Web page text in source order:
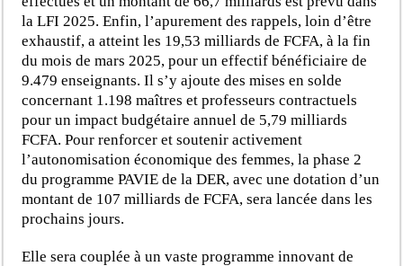
la LFI 2025. Enfin, l’apurement des rappels, loin d’être
exhaustif, a atteint les 19,53 milliards de FCFA, à la fin
du mois de mars 2025, pour un effectif bénéficiaire de
9.479 enseignants. Il s’y ajoute des mises en solde
concernant 1.198 maîtres et professeurs contractuels
pour un impact budgétaire annuel de 5,79 milliards
FCFA. Pour renforcer et soutenir activement
l’autonomisation économique des femmes, la phase 2
du programme PAVIE de la DER, avec une dotation d’un
montant de 107 milliards de FCFA, sera lancée dans les
prochains jours.
Elle sera couplée à un vaste programme innovant de